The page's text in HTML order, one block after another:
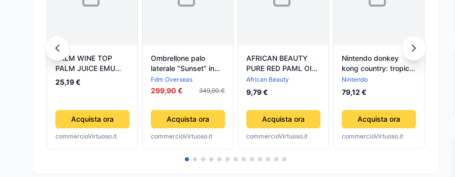
PALM WINE TOP
PALM JUICE EMU
LINFA DI PALMA 60
CL X 3 BOTTIGLIE
25,19 €
Acquista ora
commercioVirtuoso.it
Ombrellone palo
laterale "Sunset" in
alluminio verniciato
per bar e ristornate
Fdm Overseas
299,90 € 349,90 €
Acquista ora
commercioVirtuoso.it
AFRICAN BEAUTY
PURE RED PAML OIL
ECUADOR OLIO DI
PALMA PURO ROSSO
1 LITRO
African Beauty
9,79 €
Acquista ora
commercioVirtuoso.it
Nintendo donkey
kong country: tropical
freeze - SWI0102
Nintendo
79,12 €
Acquista ora
commercioVirtuoso.it
da